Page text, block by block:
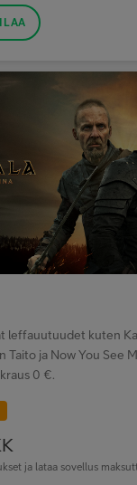
leffauutuudet kuten
Taito ja Now You See
0 €.
ja lataa sovellus